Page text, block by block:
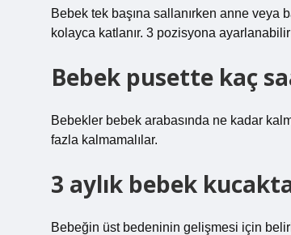
Bebek tek başına sallanırken anne veya
kolayca katlanır. 3 pozisyona
Bebek pusette kaç
Bebekler bebek arabasında ne kadar
fazla kalmamalılar.
3 aylık bebek
Bebeğin üst bedeninin gelişmesi için